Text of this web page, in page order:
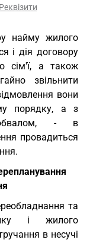
Реквізити
найму жилого
і дія договору
сім'ї, а також
звільнити
вони
порядку, а з
- в
провадиться
та
і жилого
в несучі